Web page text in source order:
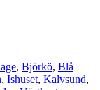
, Björkö, Blå
, Ishuset, Kalvsund,